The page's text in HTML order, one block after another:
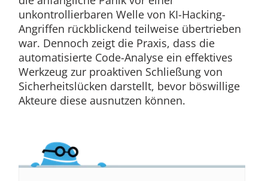
unkontrollierbaren Welle von KI-Hacking-
Angriffen rückblickend teilweise übertrieben
war. Dennoch zeigt die Praxis, dass die
automatisierte Code-Analyse ein effektives
Werkzeug zur proaktiven Schließung von
Sicherheitslücken darstellt, bevor böswillige
Akteure diese ausnutzen können.